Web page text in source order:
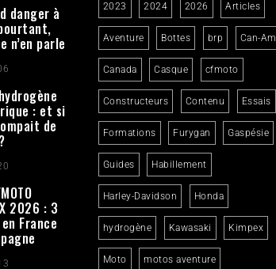
danger à
n’en parle
: et si
de
2026 : 3
France
2023 2024 2026 Articles
Aventure Bottes brp Can-Am
Canada Casque cfmoto
Constructeurs Contenu Essais
Formations Furygan Gaspésie
Guides Habillement
Harley-Davidson Honda
hydrogène Kawasaki Kimpex
Moto motos aventure